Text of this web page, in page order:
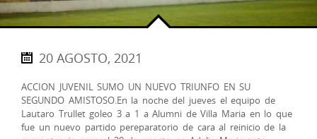
20 AGOSTO, 2021
ACCION JUVENIL SUMO UN NUEVO TRIUNFO EN SU
SEGUNDO AMISTOSO.En la noche del jueves el equipo de
Lautaro Trullet goleo 3 a 1 a Alumni de Villa Maria en lo que
fue un nuevo partido pereparatorio de cara al reinicio de la